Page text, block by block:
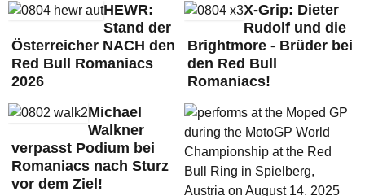
HEWR:
Stand der
Österreicher NACH den
Red Bull Romaniacs
2026
X-Grip: Dieter
Rudolf und die
Brightmore - Brüder bei
den Red Bull
Romaniacs!
Michael
Walkner
verpasst Podium bei
Romaniacs nach Sturz
vor dem Ziel!